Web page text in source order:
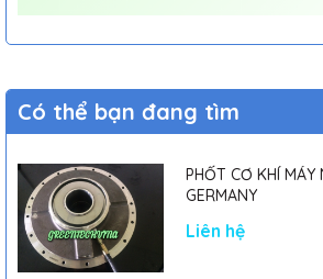
Có thể bạn đang tìm
PHỐT CƠ KHÍ MÁY
GERMANY
Liên hệ